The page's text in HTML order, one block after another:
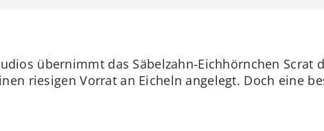
übernimmt das Säbelzahn-Eichhörnchen Scrat
riesigen Vorrat an Eicheln angelegt. Doch eine